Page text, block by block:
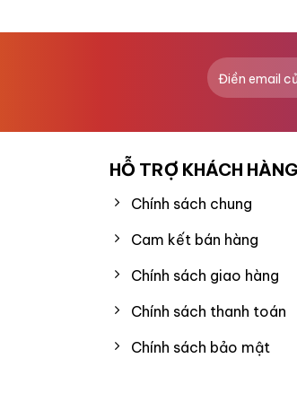
5
HỖ TRỢ KHÁCH HÀNG
Chính sách chung
Cam kết bán hàng
Chính sách giao hàng
Chính sách thanh toán
Chính sách bảo mật